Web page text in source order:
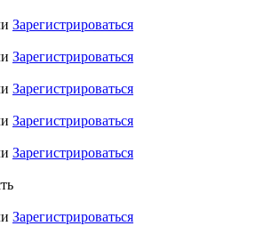
Зарегистрироваться
Зарегистрироваться
Зарегистрироваться
Зарегистрироваться
Зарегистрироваться
Зарегистрироваться